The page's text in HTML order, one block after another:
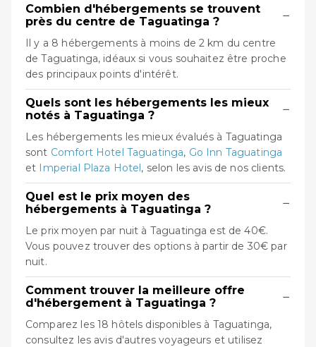
Combien d'hébergements se trouvent
près du centre de Taguatinga ?
−
Il y a 8 hébergements à moins de 2 km du centre
de Taguatinga, idéaux si vous souhaitez être proche
des principaux points d'intérêt.
Quels sont les hébergements les mieux
notés à Taguatinga ?
−
Les hébergements les mieux évalués à Taguatinga
sont Comfort Hotel Taguatinga, Go Inn Taguatinga
et Imperial Plaza Hotel, selon les avis de nos clients.
Quel est le prix moyen des
hébergements à Taguatinga ?
−
Le prix moyen par nuit à Taguatinga est de 40€.
Vous pouvez trouver des options à partir de 30€ par
nuit.
Comment trouver la meilleure offre
d'hébergement à Taguatinga ?
−
Comparez les 18 hôtels disponibles à Taguatinga,
consultez les avis d'autres voyageurs et utilisez